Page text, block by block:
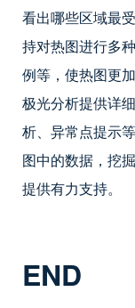
看出哪些区域最
持对热图进行多
例等，使热图更
极光分析提供详
析、异常点提示
图中的数据，挖
提供有力支持。
END